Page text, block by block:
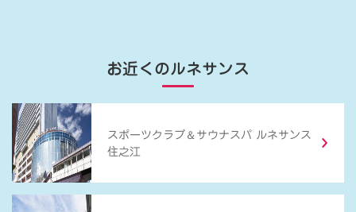
お近くのルネサンス
スポーツクラブ ＆ サウナスパ ルネサンス
住之江